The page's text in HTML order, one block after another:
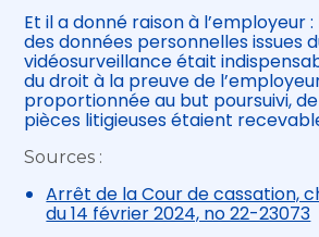
Et il a donné raison à l’employeur
des données personnelles issues
vidéosurveillance était
du droit à la preuve de
proportionnée au but poursuivi,
pièces litigieuses étaient
Sources :
Arrêt de la Cour de cassation,
du 14 février 2024, no 22-23073